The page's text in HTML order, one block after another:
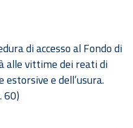
di accesso al Fondo di
alle vittime dei reati di
e dell’usura.
60)